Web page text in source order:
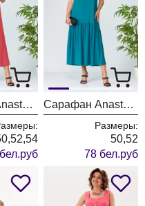
Сарафан Anastasia 883/коралл Сарафан Anastasia 882/изумруд
Размеры:
50,52
78 бел.руб